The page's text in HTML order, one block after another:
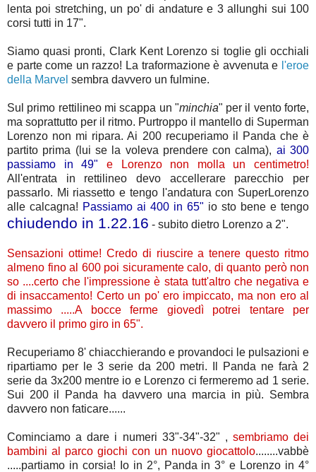
lenta poi stretching, un po' di andature e 3 allunghi sui 100
corsi tutti in 17".
Siamo quasi pronti, Clark Kent Lorenzo si toglie gli occhiali
e parte come un razzo! La traformazione è avvenuta e l'eroe
della Marvel sembra davvero un fulmine.
Sul primo rettilineo mi scappa un "minchia" per il vento forte,
ma soprattutto per il ritmo. Purtroppo il mantello di Superman
Lorenzo non mi ripara. Ai 200 recuperiamo il Panda che è
partito prima (lui se la voleva prendere con calma), ai 300
passiamo in 49"
e Lorenzo non molla un centimetro!
All'entrata in rettilineo devo accellerare parecchio per
passarlo. Mi riassetto e tengo l'andatura con SuperLorenzo
alle calcagna! Passiamo ai 400 in 65" io sto bene e tengo
chiudendo in 1.22.16 - subito dietro Lorenzo a 2".
Sensazioni ottime! Credo di riuscire a tenere questo ritmo
almeno fino al 600 poi sicuramente calo, di quanto però non
so ....certo che l'impressione è stata tutt'altro che negativa e
di insaccamento! Certo un po' ero impiccato, ma non ero al
massimo .....A bocce ferme giovedì potrei tentare per
davvero il primo giro in 65".
Recuperiamo 8' chiacchierando e provandoci le pulsazioni e
ripartiamo per le 3 serie da 200 metri. Il Panda ne farà 2
serie da 3x200 mentre io e Lorenzo ci fermeremo ad 1 serie.
Sui 200 il Panda ha davvero una marcia in più. Sembra
davvero non faticare......
Cominciamo a dare i numeri 33"-34"-32" , sembriamo dei
bambini al parco giochi con un nuovo giocattolo........vabbè
.....partiamo in corsia! Io in 2°, Panda in 3° e Lorenzo in 4°